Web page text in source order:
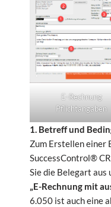
E-Rechnung
Pflichtangaben
1. Betreff und
Zum Erstellen einer
SuccessControl®
Sie die Belegart aus
„E-Rechnung mit
6.050 ist auch eine